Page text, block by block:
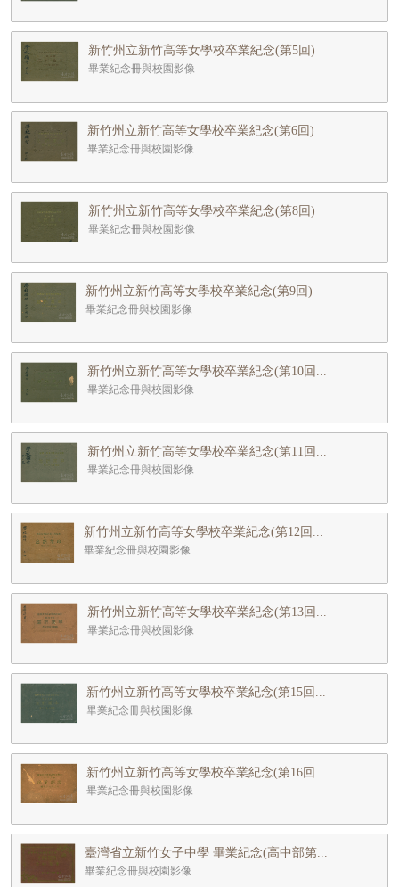
新竹州立新竹高等女學校卒業紀念(第5回)
畢業紀念冊與校園影像
新竹州立新竹高等女學校卒業紀念(第6回)
畢業紀念冊與校園影像
新竹州立新竹高等女學校卒業紀念(第8回)
畢業紀念冊與校園影像
新竹州立新竹高等女學校卒業紀念(第9回)
畢業紀念冊與校園影像
新竹州立新竹高等女學校卒業紀念(第10回...
畢業紀念冊與校園影像
新竹州立新竹高等女學校卒業紀念(第11回...
畢業紀念冊與校園影像
新竹州立新竹高等女學校卒業紀念(第12回...
畢業紀念冊與校園影像
新竹州立新竹高等女學校卒業紀念(第13回...
畢業紀念冊與校園影像
新竹州立新竹高等女學校卒業紀念(第15回...
畢業紀念冊與校園影像
新竹州立新竹高等女學校卒業紀念(第16回...
畢業紀念冊與校園影像
臺灣省立新竹女子中學 畢業紀念(高中部第...
畢業紀念冊與校園影像